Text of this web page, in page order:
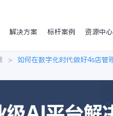
解决方案 标杆案例 资源中心
> 如何在数字化时代做好4s店管